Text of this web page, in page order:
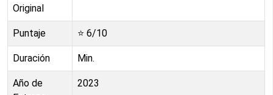
Original
Puntaje ⭐ 6/10
Duración Min.
Año de
2023